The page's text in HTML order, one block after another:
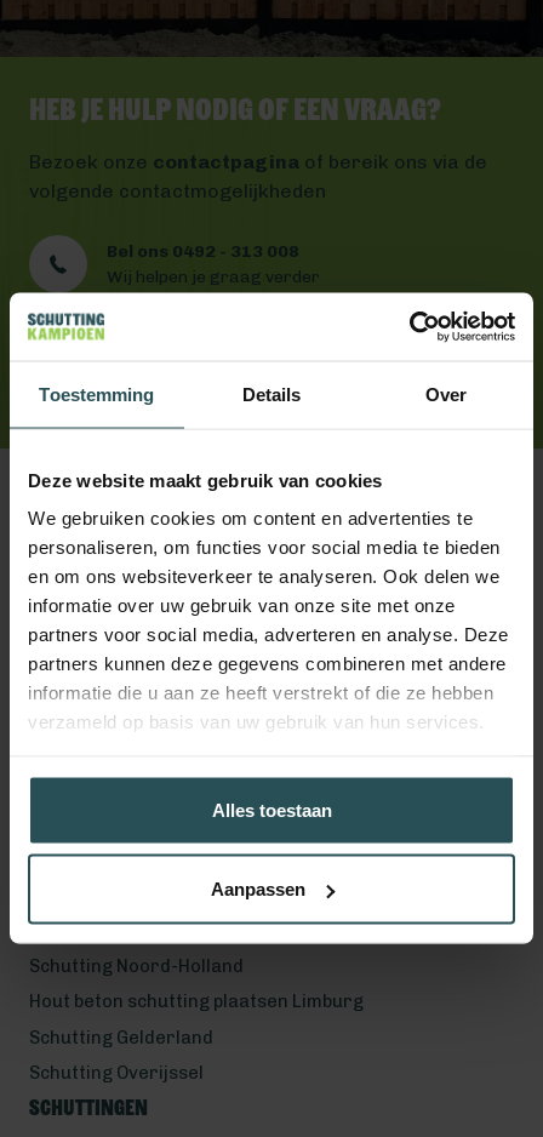
Toestemming Details Over
Deze website maakt gebruik van cookies
We gebruiken cookies om content en advertenties te
personaliseren, om functies voor social media te bieden
en om ons websiteverkeer te analyseren. Ook delen we
informatie over uw gebruik van onze site met onze
partners voor social media, adverteren en analyse. Deze
partners kunnen deze gegevens combineren met andere
informatie die u aan ze heeft verstrekt of die ze hebben
verzameld op basis van uw gebruik van hun services.
Alles toestaan
Aanpassen
Heb je hulp nodig of een vraag?
Bezoek onze contactpagina of bereik ons via de
volgende contactmogelijkheden
Bel ons 0492 - 313 008
Wij helpen je graag verder
Handig toch?
Volg ons!
Hout beton schutting plaatsen Vught
Hout beton schutting plaatsen Den Bosch
Hout beton schutting plaatsen Uden
Schutting Noord-Brabant
Schutting Zuid-Holland
Schutting Noord-Holland
Hout beton schutting plaatsen Limburg
Schutting Gelderland
Schutting Overijssel
Schuttingen